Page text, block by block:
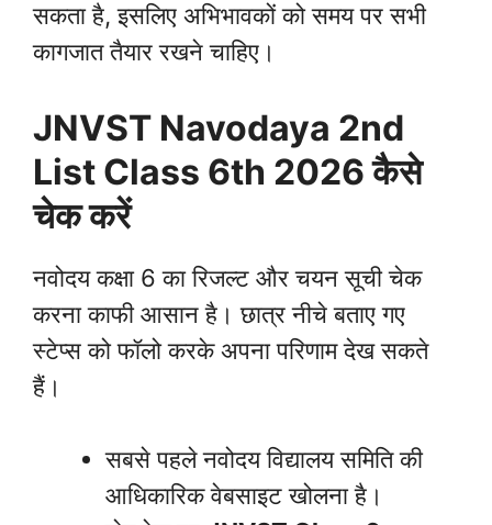
सकता है, इसलिए अभिभावकों को समय पर सभी
कागजात तैयार रखने चाहिए।
JNVST Navodaya 2nd
List Class 6th 2026 कैसे
चेक करें
नवोदय कक्षा 6 का रिजल्ट और चयन सूची चेक
करना काफी आसान है। छात्र नीचे बताए गए
स्टेप्स को फॉलो करके अपना परिणाम देख सकते
हैं।
सबसे पहले नवोदय विद्यालय समिति की
आधिकारिक वेबसाइट खोलना है।